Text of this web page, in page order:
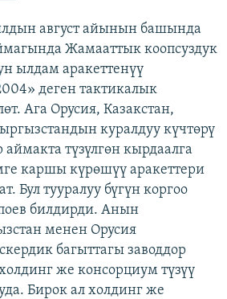
сайттары
август айынын башында
Жамааттык коопсуздук
ылдам аракеттенүү
деген тактикалык
Ага Орусия, Казакстан,
куралдуу күчтөрү
түзүлгөн кырдаалга
каршы күрөшүү аракеттери
Бул тууралуу бүгүн коргоо
билдирди. Анын
менен Орусия
багыттагы заводдор
же консорциум түзүү
Бирок ал холдинг же